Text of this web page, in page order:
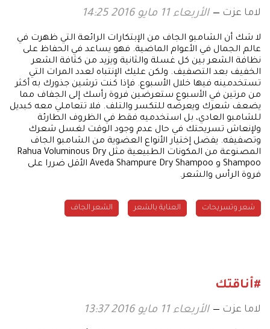
لاما عزت الأربعاء 11 مايو 2016 14:25
لا شك أن الشامبو الجاف من الإبتكارات الرائعة التي ظهرت في
عالم الجمال في الأعوام الماضية. فهو يساعد في الحفاظ على
نظافة الشعر بين كل غسلة والثانية ويزيد من كثافة الشعر
الخفيف بعد التصفيف. ولكن عليك الإنتباه لعدد المرات التي
تستخدمينه فيها خلال الأسبوع. فإذا كنت ترشين جذورك به أكثر
من مرتين في الأسبوع ستعرضين فروة رأسك إلى الجفاف مما
يضعف شعرك ويعرضه للتكسر والتلف. فلا تتعاملي معه كبديل
للشامبو العادي، بل استخدميه فقط في الظروف الطارئة
ولإنعاش تسريحتك في حال عدم وجود الوقت لغسل شعرك
وتصفيفه. يفضل إختيار الأنواع العضوية من الشامبو الجاف
المصنوعة من المكونات الطبيعية مثل Rahua Voluminous Dry
Shampoo و Aveda Shampure Dry Shampoo الأقل ضررا على
فروة الرأس والشعر.
شعر وتسريحات العناية بالشعر الشعر الجاف
#أناقتك
لاما عزت الأربعاء 11 مايو 2016 13:37